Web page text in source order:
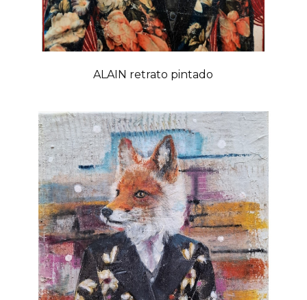
ALAIN retrato pintado